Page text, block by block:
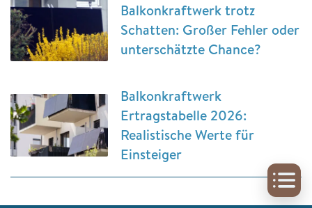
Balkonkraftwerk trotz
Schatten: Großer Fehler oder
unterschätzte Chance?
Balkonkraftwerk
Ertragstabelle 2026:
Realistische Werte für
Einsteiger